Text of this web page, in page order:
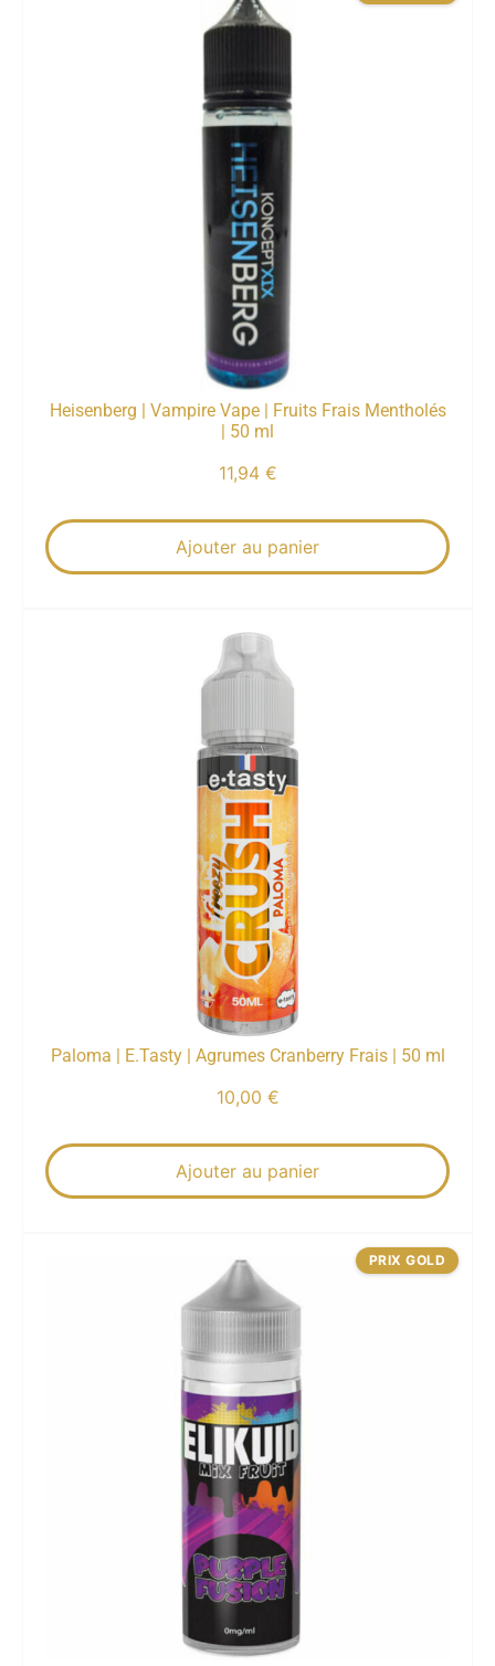
Heisenberg | Vampire Vape | Fruits Frais Mentholés
| 50 ml
11,94 €
Ajouter au panier
Paloma | E.Tasty | Agrumes Cranberry Frais | 50 ml
10,00 €
Ajouter au panier
PRIX GOLD